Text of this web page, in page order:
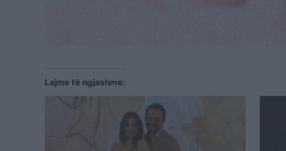
Lajme të ngjashme: